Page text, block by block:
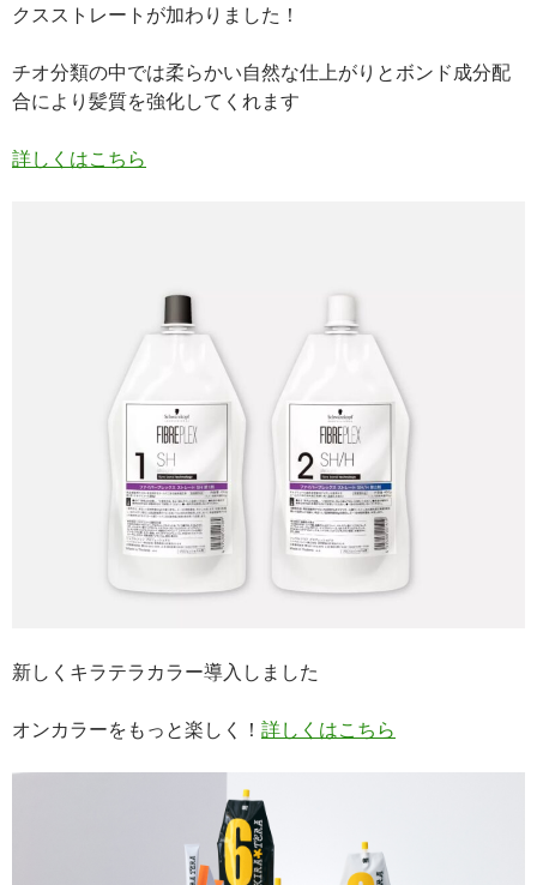
クスストレートが加わりました！
チオ分類の中では柔らかい自然な仕上がりとボンド成分配
合により髪質を強化してくれます
詳しくはこちら
新しくキラテラカラー導入しました
オンカラーをもっと楽しく！ 詳しくはこちら